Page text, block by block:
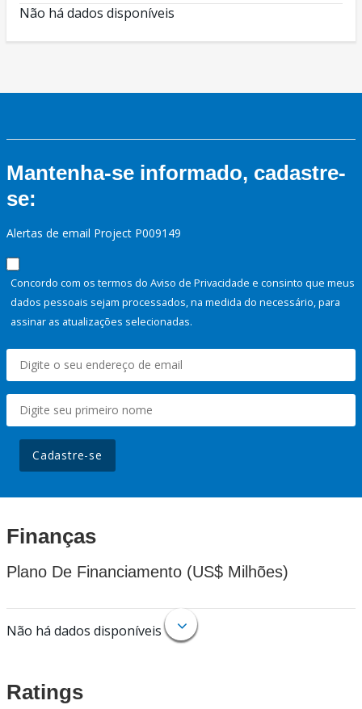
Não há dados disponíveis
Mantenha-se informado, cadastre-
se:
Alertas de email Project P009149
Concordo com os termos do Aviso de Privacidade e consinto que meus
dados pessoais sejam processados, na medida do necessário, para
assinar as atualizações selecionadas.
Cadastre-se
Finanças
Plano De Financiamento (US$ Milhões)
Não há dados disponíveis
Ratings